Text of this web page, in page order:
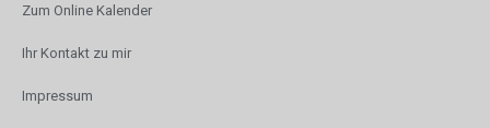
Zum Online Kalender
Ihr Kontakt zu mir
Impressum